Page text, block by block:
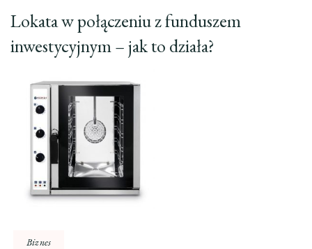
Lokata w połączeniu z funduszem
inwestycyjnym – jak to działa?
Biznes